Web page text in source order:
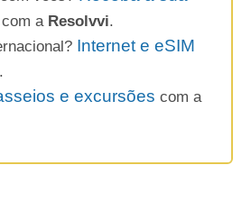
com a Resolvvi.
Internet e eSIM
.
e excursões com a